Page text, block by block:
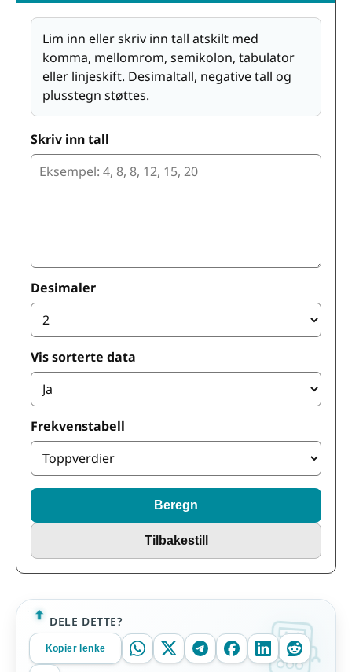
Lim inn eller skriv inn tall atskilt med
komma, mellomrom, semikolon, tabulator
eller linjeskift. Desimaltall, negative tall og
plusstegn støttes.
Skriv inn tall
Desimaler
Vis sorterte data
Frekvenstabell
Beregn
Tilbakestill
DELE DETTE?
Kopier lenke